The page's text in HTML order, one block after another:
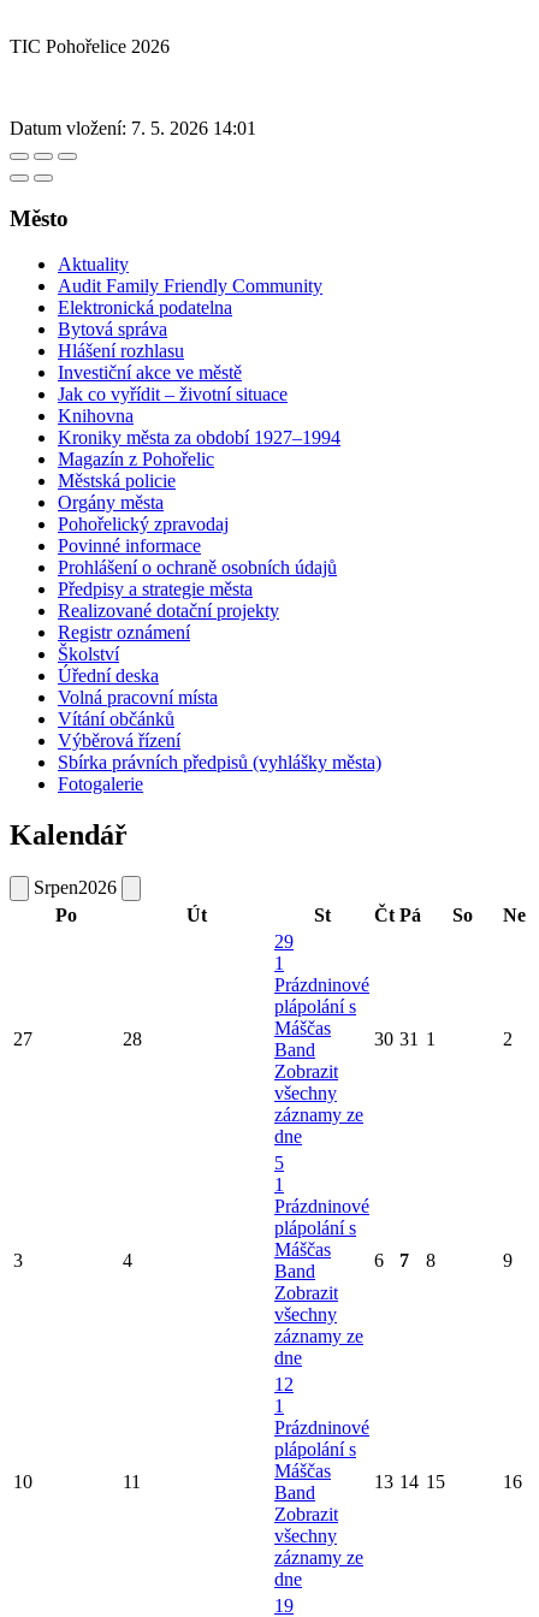
TIC Pohořelice 2026
Datum vložení: 7. 5. 2026 14:01
Město
Aktuality
Audit Family Friendly Community
Elektronická podatelna
Bytová správa
Hlášení rozhlasu
Investiční akce ve městě
Jak co vyřídit – životní situace
Knihovna
Kroniky města za období 1927–1994
Magazín z Pohořelic
Městská policie
Orgány města
Pohořelický zpravodaj
Povinné informace
Prohlášení o ochraně osobních údajů
Předpisy a strategie města
Realizované dotační projekty
Registr oznámení
Školství
Úřední deska
Volná pracovní místa
Vítání občánků
Výběrová řízení
Sbírka právních předpisů (vyhlášky města)
Fotogalerie
Kalendář
Srpen2026
Po
Út St Čt Pá So Ne
27 28
29
1
Prázdninové
plápolání s
Máščas
Band
Zobrazit
všechny
záznamy ze
dne
30 31 1 2
3 4
5
1
Prázdninové
plápolání s
Máščas
Band
Zobrazit
všechny
záznamy ze
dne
6 7 8 9
10 11
12
1
Prázdninové
plápolání s
Máščas
Band
Zobrazit
všechny
záznamy ze
dne
13 14 15 16
19